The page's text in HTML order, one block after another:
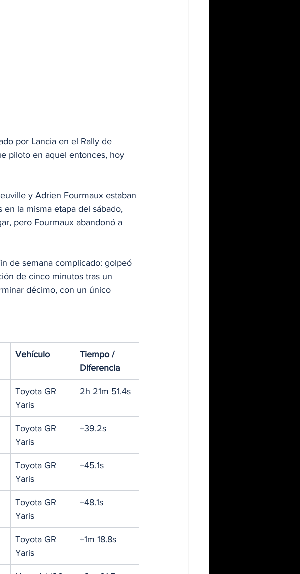
por Lancia en el Rally de
piloto en aquel entonces, hoy
y Adrien Fourmaux estaban
la misma etapa del sábado,
pero Fourmaux abandonó a
de semana complicado: golpeó
de cinco minutos tras un
décimo, con un único
Vehículo
Tiempo /
Diferencia
Toyota GR
Yaris
2h 21m 51.4s
Toyota GR
Yaris
+39.2s
Toyota GR
Yaris
+45.1s
Toyota GR
Yaris
+48.1s
Toyota GR
Yaris
+1m 18.8s